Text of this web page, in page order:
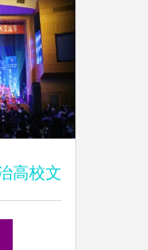
高校文
繪青春